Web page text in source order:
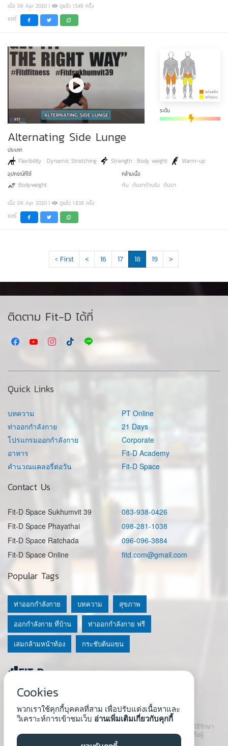
เมื่อ 09 Apr 2020 | ดูแล้ว 1,549 ครั้ง
แชร์
ระดับ
Alternating Side Lunge
ประเภท
Flexibility : Dynamic Stretching Strength : Body weight Warm-up
อุปกรณ์ที่ใช้
Bodyweight
กล้ามเนื้อ
ก้น ต้นขาด้านใน ต้นขา
เมื่อ 09 Apr 2020 | ดูแล้ว 1,838 ครั้ง
แชร์
‹ First < 16 17 18 19 >
ติดตาม Fit-D ได้ที่
Quick Links
บทความ
ท่าออกกำลังกาย
โปรแกรมออกกำลังกาย
อาหาร
คำนวณแคลอรี่ต่อวัน
PT Online
21 Days
Corporate
Fit-D Academy
Fit-D Space
Contact Us
Fit-D Space Sukhumvit 39
083-938-0426
Fit-D Space Phayathai
098-281-1038
Fit-D Space Ratchada
096-096-3884
Fit-D Space Online
fitd.com@gmail.com
© 2020 Fit-D.com & Fit-D Finess
About Us | นโยบายความเป็นส่วนตัว|เงื่อนไขการใช้เว็บ
เนื้อหาที่ใช้ในเว็บนี้ ไม่สามารถใช้แทนคำปรึกษา คำแนะนำ วินิจฉัย หรือวิธีรักษา
โรคที่แนะนำจากผู้เชี่ยวชาญหรือแพทย์ได้ เราสนับสนุนให้ปรึกษาแพทย์หรือผู้
เชี่ยวชาญก่อนเริ่มโปรแกรมใหม่ทุกครั้ง
Popular Tags
ท่าออกกำลังกาย บทความ สุขภาพ
ออกกำลังกาย ที่บ้าน ท่าออกกำลังกาย ฟรี
เล่มกล้ามหน้าท้อง กระชับต้นแขน
Cookies
พวกเราใช้คุกกี้บุคคลที่สาม เพื่อปรับแต่งเนื้อหาและ
วิเคราะห์การเข้าชมเว็บ อ่านเพิ่มเติมเกี่ยวกับคุกกี้